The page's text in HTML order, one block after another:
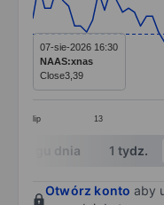
Line chart with 53
The chart has 1 X
The chart has 1 Y
lip 13
07-sie-2026 16:30
NAAS:xnas
Close3,39
End of interactive
W ciągu dnia 1 tydz.
Otwórz konto aby